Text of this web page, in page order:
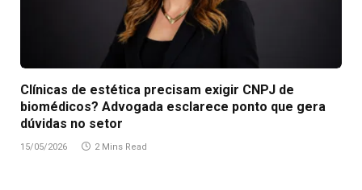
Clínicas de estética precisam exigir CNPJ de
biomédicos? Advogada esclarece ponto que gera
dúvidas no setor
15/05/2026 2 Mins Read